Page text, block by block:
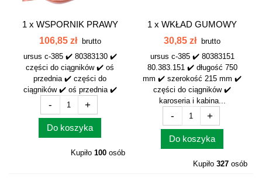
1 x WSPORNIK PRAWY
DÓŁ KOŁO 12,4-24...
106,85 zł
brutto
ursus c-385 ✔️ 80383130 ✔️
części do ciągników ✔️ oś
przednia ✔️ części do
ciągników ✔️ oś przednia ✔️
- +
Do koszyka
Kupiło 100 osób
1 x WKŁAD GUMOWY
BŁOTNIKA PRAWY...
30,85 zł
brutto
ursus c-385 ✔️ 80383151
80.383.151 ✔️ długość 750
mm ✔️ szerokość 215 mm ✔️
części do ciągników ✔️
karoseria i kabina...
- +
Do koszyka
Kupiło 327 osób